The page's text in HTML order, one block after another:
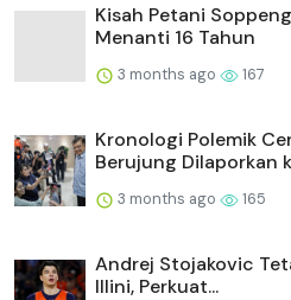
Kisah Petani
Menanti 16 Tahun
3 months ago 167
Kronologi Polemik
Berujung Dilaporkan
3 months ago 165
Andrej Stojakovic
Illini, Perkuat...